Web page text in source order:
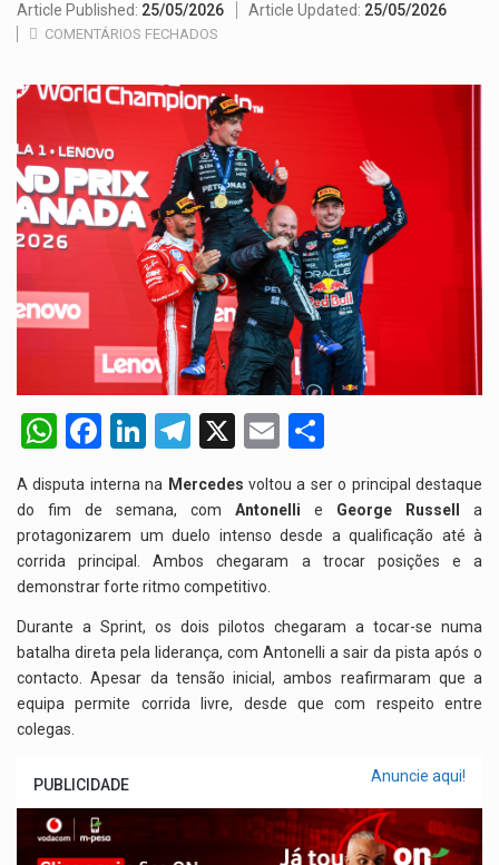
Article Published: 25/05/2026 Article Updated: 25/05/2026
COMENTÁRIOS FECHADOS
W
at
s
A
p
F
ce
b
o
o
k
Li
ke
dI
n
T
e
gr
a
m
X
E
ail ar
e
A disputa interna na Mercedes voltou a ser o principal destaque
do fim de semana, com Antonelli e George Russell
a
protagonizarem um duelo intenso desde a qualificação até à
corrida principal. Ambos chegaram a trocar posições e a
demonstrar forte ritmo competitivo.
Durante a Sprint, os dois pilotos chegaram a tocar-se numa
batalha direta pela liderança, com Antonelli a sair da pista após o
contacto. Apesar da tensão inicial, ambos reafirmaram que a
equipa permite corrida livre, desde que com respeito entre
colegas.
PUBLICIDADE Anuncie aqui!